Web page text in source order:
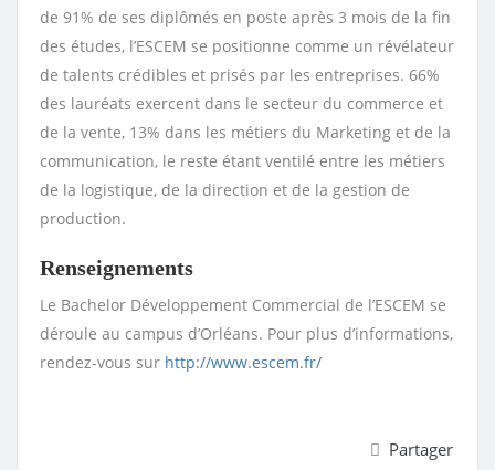
de 91% de ses diplômés en poste après 3 mois de la fin
des études, l’ESCEM se positionne comme un révélateur
de talents crédibles et prisés par les entreprises. 66%
des lauréats exercent dans le secteur du commerce et
de la vente, 13% dans les métiers du Marketing et de la
communication, le reste étant ventilé entre les métiers
de la logistique, de la direction et de la gestion de
production.
Renseignements
Le Bachelor Développement Commercial de l’ESCEM se
déroule au campus d’Orléans. Pour plus d’informations,
rendez-vous sur http://www.escem.fr/
Partager